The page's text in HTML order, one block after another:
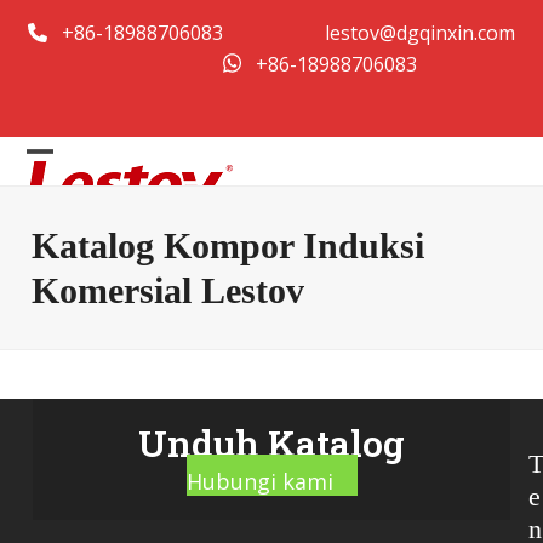
+86-18988706083
lestov@dgqinxin.com
+86-18988706083
Buka
seluler
Menutup
seluler
Katalog Kompor Induksi
Komersial Lestov
Unduh Katalog
Hubungi kami
e
n